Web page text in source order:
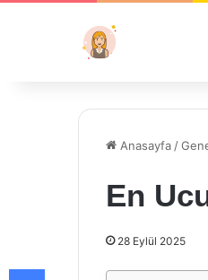
Anasayfa /
En
28 Eylül 2025
Facebook